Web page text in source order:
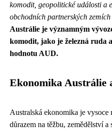
komodit, geopolitické události a
obchodních partnerských
Austrálie je významným
komodit, jako je železná ruda
hodnotu AUD.
Ekonomika Austrálie
Australská ekonomika je
důrazem na těžbu, zemědělství